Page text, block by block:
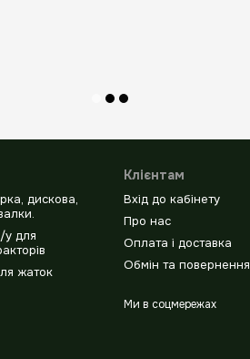
дискова,
у для
жаток
Клієнтам
Вхід до кабінету
Про нас
Оплата і доставка
Обмін та повернення
Ми в соцмережах